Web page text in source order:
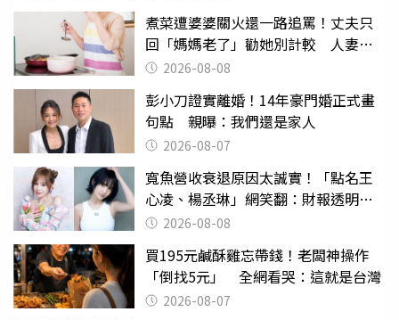
煮菜遭婆婆關火還一路追罵！丈夫只
回「媽媽老了」勸她別計較 人妻超
崩潰：我像台傭
2026-08-08
彭小刀證實離婚！14年豪門婚正式畫
句點 親曝：我們還是家人
2026-08-07
寬魚營收衰退原因太誠實！「點名王
心凌、楊丞琳」網笑翻：財報透明度
滿分2026-08-08
買195元鹹酥雞忘帶錢！老闆神操作
「倒找5元」 全網看哭：這就是台灣
2026-08-07